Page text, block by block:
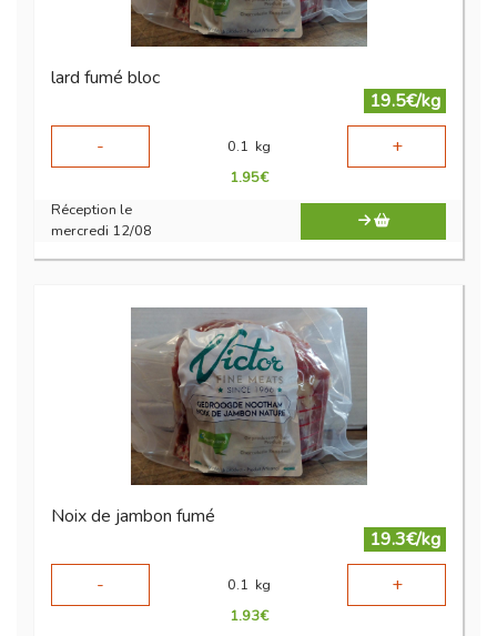
lard fumé bloc
19.5€/kg
-
0.1 kg +
1.95€
Réception le
mercredi 12/08
Noix de jambon fumé
19.3€/kg
-
0.1 kg +
1.93€